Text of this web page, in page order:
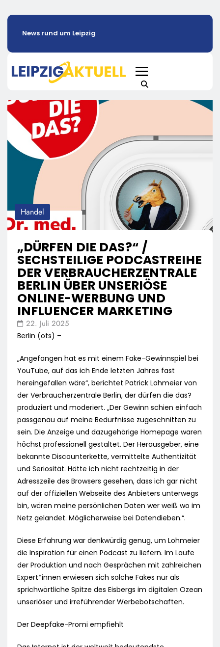
News rund um Leipzig
Handel
„DÜRFEN DIE DAS?“ /
SECHSTEILIGE PODCASTREIHE
DER VERBRAUCHERZENTRALE
BERLIN ÜBER UNSERIÖSE
ONLINE-WERBUNG UND
INFLUENCER MARKETING
22. Juli 2025
Berlin (ots) –
„Angefangen hat es mit einem Fake-Gewinnspiel bei
YouTube, auf das ich Ende letzten Jahres fast
hereingefallen wäre“, berichtet Patrick Lohmeier von
der Verbraucherzentrale Berlin, der dürfen die das?
produziert und moderiert. „Der Gewinn schien einfach
passgenau auf meine Bedürfnisse zugeschnitten zu
sein. Die Anzeige und dazugehörige Homepage waren
höchst professionell gestaltet. Der Herausgeber, eine
bekannte Discounterkette, vermittelte Authentizität
und Seriosität. Hätte ich nicht rechtzeitig in der
Adresszeile des Browsers gesehen, dass ich gar nicht
auf der offiziellen Webseite des Anbieters unterwegs
bin, wären meine persönlichen Daten wer weiß wo im
Netz gelandet. Möglicherweise bei Datendieben.“.
Diese Erfahrung war denkwürdig genug, um Lohmeier
die Inspiration für einen Podcast zu liefern. Im Laufe
der Produktion und nach Gesprächen mit zahlreichen
Expert*innen erwiesen sich solche Fakes nur als
sprichwörtliche Spitze des Eisbergs im digitalen Ozean
unseriöser und irreführender Werbebotschaften.
Der Deepfake-Promi empfiehlt